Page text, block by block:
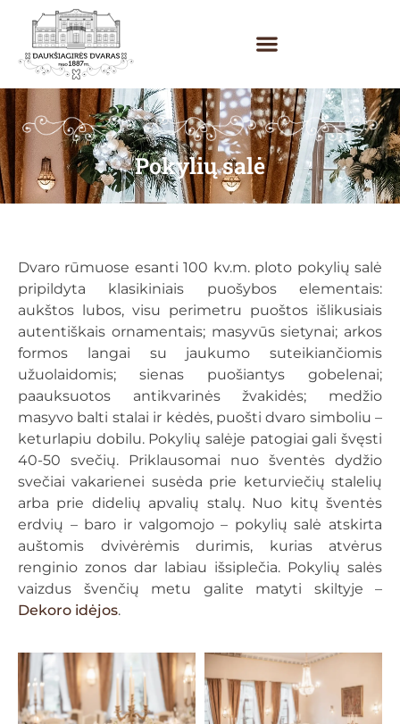
Pokylių salė
Dvaro rūmuose esanti 100 kv.m. ploto pokylių salė
pripildyta klasikiniais puošybos elementais:
aukštos lubos, visu perimetru puoštos išlikusiais
autentiškais ornamentais; masyvūs sietynai; arkos
formos langai su jaukumo suteikiančiomis
užuolaidomis; sienas puošiantys gobelenai;
paauksuotos antikvarinės žvakidės; medžio
masyvo balti stalai ir kėdės, puošti dvaro simboliu –
keturlapiu dobilu. Pokylių salėje patogiai gali švęsti
40-50 svečių. Priklausomai nuo šventės dydžio
svečiai vakarienei susėda prie keturviečių stalelių
arba prie didelių apvalių stalų. Nuo kitų šventės
erdvių – baro ir valgomojo – pokylių salė atskirta
auštomis dvivėrėmis durimis, kurias atvėrus
renginio zonos dar labiau išsiplečia. Pokylių salės
vaizdus švenčių metu galite matyti skiltyje –
Dekoro idėjos.